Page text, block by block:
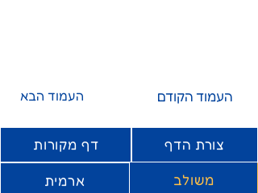
העמוד הבא העמוד הקודם
צורת הדף דף מקורות
משולב ארמית